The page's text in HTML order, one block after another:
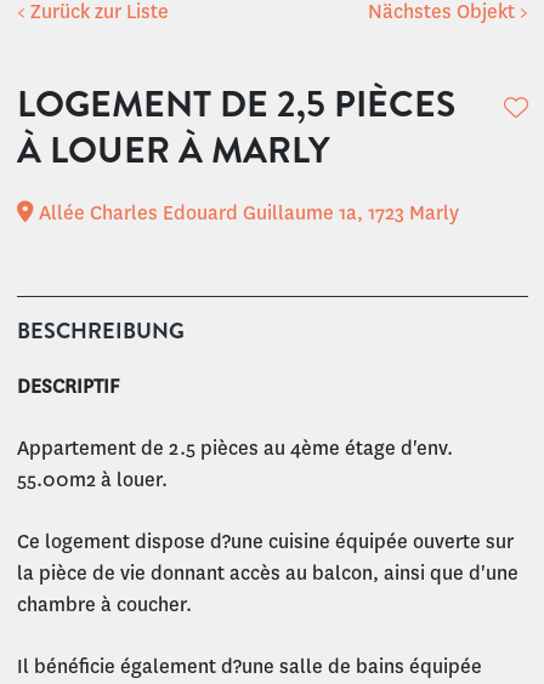
< Zurück zur Liste Nächstes Objekt >
LOGEMENT DE 2,5 PIÈCES
À LOUER À MARLY
Allée Charles Edouard Guillaume 1a, 1723 Marly
BESCHREIBUNG
DESCRIPTIF
Appartement de 2.5 pièces au 4ème étage d'env.
55.00m2 à louer.
Ce logement dispose d?une cuisine équipée ouverte sur
la pièce de vie donnant accès au balcon, ainsi que d'une
chambre à coucher.
Il bénéficie également d?une salle de bains équipée